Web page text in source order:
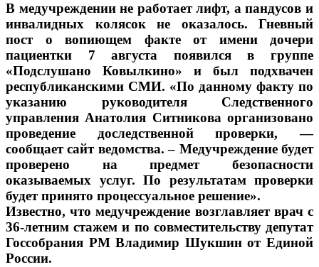
В медучреждении не работает лифт, а пандусов и
инвалидных колясок не оказалось. Гневный
пост о вопиющем факте от имени дочери
пациентки 7 августа появился в группе
«Подслушано Ковылкино» и был подхвачен
республиканскими СМИ. «По данному факту по
указанию руководителя Следственного
управления Анатолия Ситникова организовано
проведение доследственной проверки, —
сообщает сайт ведомства. – Медучреждение будет
проверено на предмет безопасности
оказываемых услуг. По результатам проверки
будет принято процессуальное решение».
Известно, что медучреждение возглавляет врач с
36-летним стажем и по совместительству депутат
Госсобрания РМ Владимир Шукшин от Единой
России.